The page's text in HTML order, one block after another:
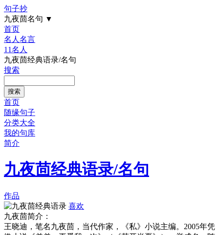
句子抄
九夜茴名句 ▼
首页
名人名言
11名人
九夜茴经典语录/名句
搜索
首页
随缘句子
分类大全
我的句库
简介
九夜茴经典语录/名句
作品
喜欢
九夜茴简介：
王晓迪，笔名九夜茴，当代作家，《私》小说主编。2005年凭